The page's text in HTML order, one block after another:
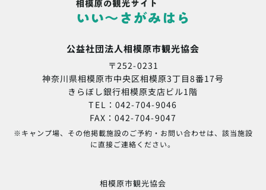
公益社団法人相模原市観光協会
〒252-0231
神奈川県相模原市中央区相模原3丁目8番17号
きらぼし銀行相模原支店ビル1階
TEL：042-704-9046
FAX：042-704-9047
※キャンプ場、その他掲載施設のご予約・お問い合わせは、該当施設
に直接ご連絡ください。
相模原市観光協会